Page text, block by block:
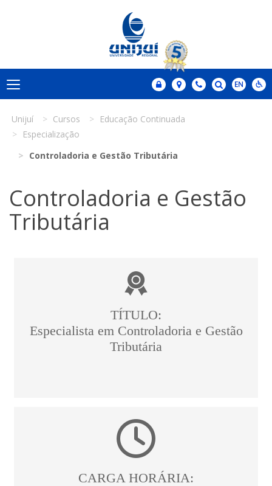
Unijuí Cursos
Educação Continuada
Especialização
Controladoria e Gestão Tributária
Controladoria e Gestão
Tributária